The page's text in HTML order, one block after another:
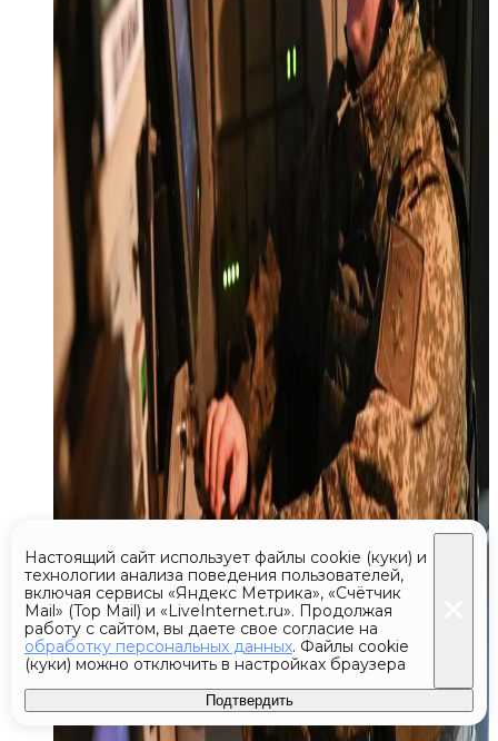
Настоящий сайт использует файлы cookie (куки) и
технологии анализа поведения пользователей,
включая сервисы «Яндекс Метрика», «Счётчик
Mail» (Top Mail) и «LiveInternet.ru». Продолжая
работу с сайтом, вы даете свое согласие на
обработку персональных данных. Файлы cookie
(куки) можно отключить в настройках браузера
Подтвердить